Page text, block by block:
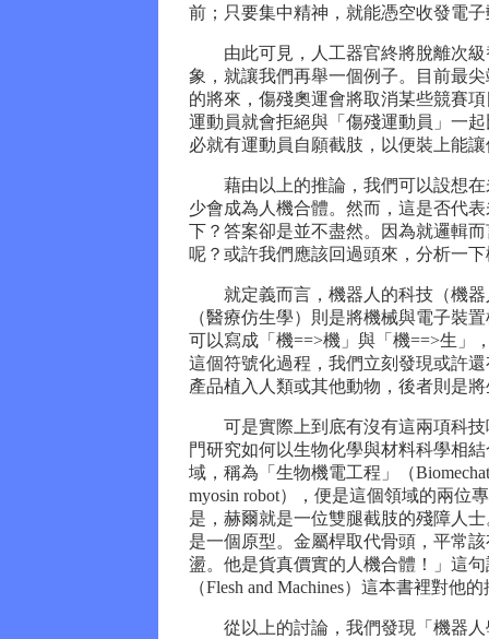
前；只要集中精神，就能憑空收發電
由此可見，人工器官終將脫離次級
象，就讓我們再舉一個例子。目前最
的將來，傷殘奧運會將取消某些競賽
運動員就會拒絕與「傷殘運動員」一
必就有運動員自願截肢，以便裝上能
藉由以上的推論，我們可以設想在
少會成為人機合體。然而，這是否代
下？答案卻是並不盡然。因為就邏輯
呢？或許我們應該回過頭來，分析一
就定義而言，機器人的科技（機器
（醫療仿生學）則是將機械與電子裝
可以寫成「機==>機」與「機==>生」
這個符號化過程，我們立刻發現或許
產品植入人類或其他動物，後者則是
可是實際上到底有沒有這兩項科技
門研究如何以生物化學與材料科學相
域，稱為「生物機電工程」（
myosin robot），便是這個領域的兩位
是，赫爾就是一位雙腿截肢的殘障人
是一個原型。金屬桿取代骨頭，平常
盪。他是貨真價實的人機合體！」這
（Flesh and Machines）這本書裡對
從以上的討論，我們發現「機器人